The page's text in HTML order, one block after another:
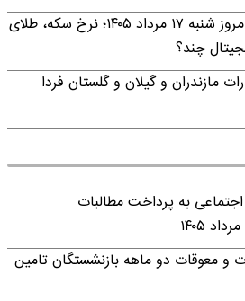
بروزترین قیمت طلا و دلار امروز شنبه ۱۷ مرداد ۱۴۰۵؛ نرخ سکه، طلای
مازندران و گیلان و گلستان فردا
به پرداخت مطالبات
و معوقات دو ماهه بازنشستگان تامین